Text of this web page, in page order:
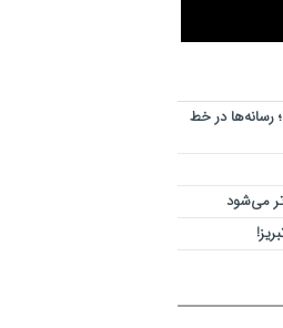
رسانه‌ها در خط
می‌شود